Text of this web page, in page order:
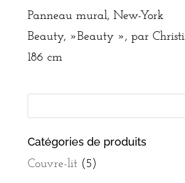
Panneau mural, New-York
Beauty, »Beauty », par
186 cm
Catégories de produits
Couvre-lit (5)